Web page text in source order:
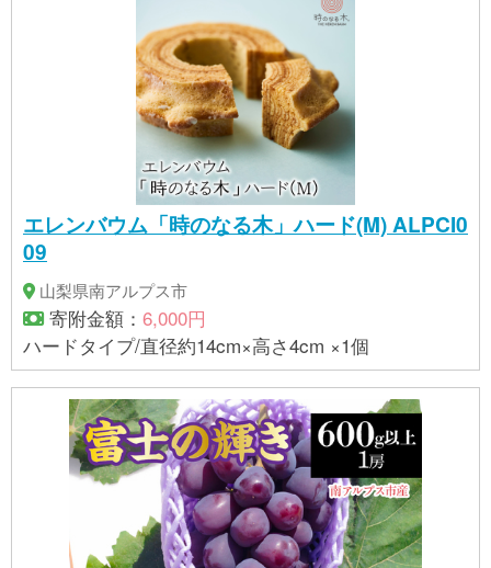
エレンバウム「時のなる木」ハード(M) ALPCI0
09
山梨県南アルプス市
寄附金額： 6,000円
ハードタイプ/直径約14cm×高さ4cm ×1個